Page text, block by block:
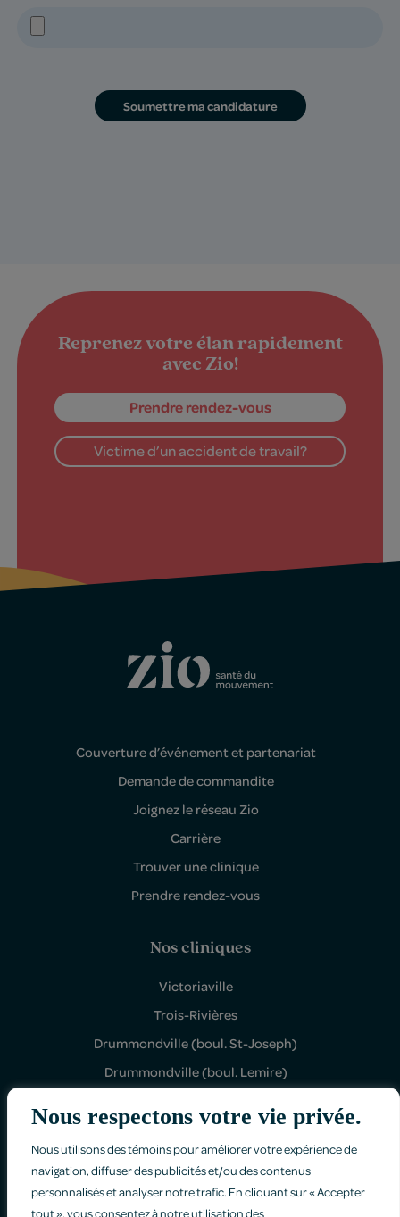
Nous respectons votre vie privée.
Nous utilisons des témoins pour améliorer votre expérience de
navigation, diffuser des publicités et/ou des contenus
personnalisés et analyser notre trafic. En cliquant sur « Accepter
tout », vous consentez à notre utilisation des
Reprenez votre élan rapidement
avec Zio!
Prendre rendez-vous
Victime d’un accident de travail?
Couverture d’événement et partenariat
Demande de commandite
Joignez le réseau Zio
Carrière
Trouver une clinique
Prendre rendez-vous
Nos cliniques
Victoriaville
Trois-Rivières
Drummondville (boul. St-Joseph)
Drummondville (boul. Lemire)